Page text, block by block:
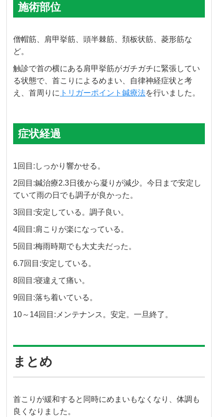
施術部位
僧帽筋、肩甲挙筋、頭半棘筋、頚板状筋、菱形筋な
ど。
触診で首の横にある肩甲挙筋がガチガチに緊張してい
る状態で、首こりによるめまい、自律神経症状と考
え、首周りに トリガーポイント鍼療法を行いました。
症状経過
1回目:しっかり響かせる。
2回目:鍼治療2.3日後から凝りが減少。今日まで安定し
ていて雨の日でも調子が良かった。
3回目:安定している。調子良い。
4回目:肩こりが楽になっている。
5回目:梅雨時期でも大丈夫だった。
6.7回目:安定している。
8回目:寝違えて痛い。
9回目:落ち着いている。
10～14回目:メンテナンス。安定。一旦終了。
まとめ
首こりが緩和すると同時にめまいもなくなり、体調も
良くなりました。